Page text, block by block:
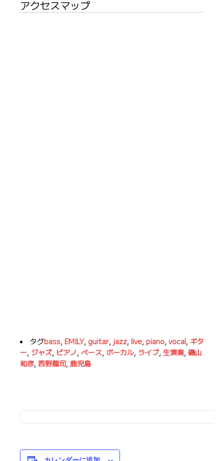
アクセスマップ
タグbass, EMILY, guitar, jazz, live, piano, vocal, ギタ
ー, ジャズ, ピアノ, ベース, ボーカル, ライブ, 生演奏, 磯山
和彦, 西野龍司, 鹿児島